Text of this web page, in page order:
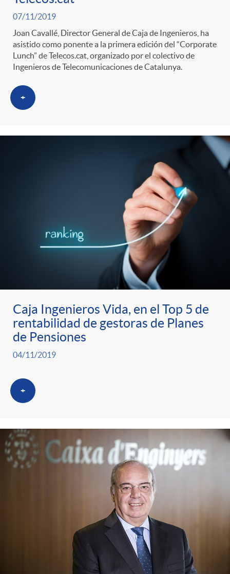
07/11/2019
Joan Cavallé, Director General de Caja de Ingenieros, ha
asistido como ponente a la primera edición del “Corporate
Lunch” de Telecos.cat, organizado por el colectivo de
Ingenieros de Telecomunicaciones de Catalunya.
+
Caja Ingenieros Vida, en el Top 5 de
rentabilidad de gestoras de Planes
de Pensiones
04/11/2019
+